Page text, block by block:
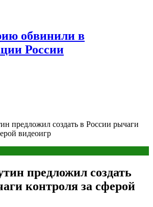
обвинили в
России
предложил создать в России рычаги
видеоигр
предложил создать
контроля за сферой